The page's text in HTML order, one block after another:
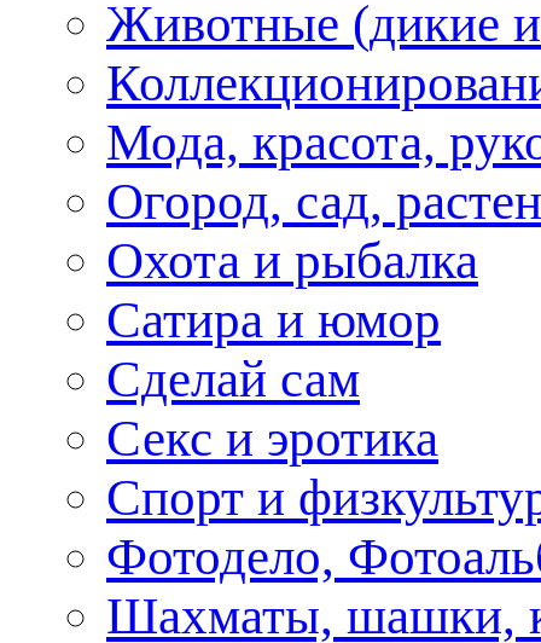
Животные (дикие
Мода, красота,
Огород, сад,
Охота и рыбалка
Сатира и юмор
Сделай сам
Секс и эротика
Спорт и
Фотодело,
Шахматы, шашки,